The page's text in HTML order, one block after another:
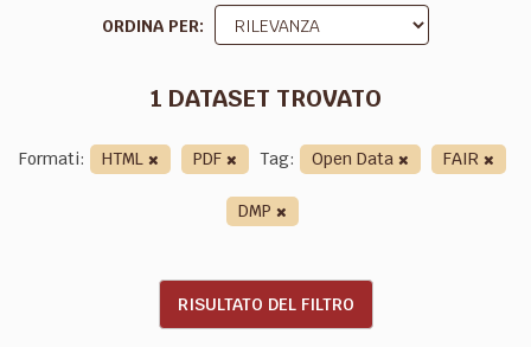
ORDINA PER
1 DATASET TROVATO
Formati: HTML PDF Tag: Open Data
FAIR
DMP
RISULTATO DEL FILTRO